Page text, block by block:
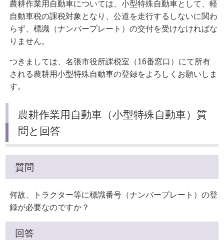
農耕作業用自動車については、小型特殊自動車として、軽
自動車税の課税対象となり、公道を走行するしないに関わ
らず、標識（ナンバープレート）の交付を受けなければな
りません。
つきましては、名張市役所課税室（16番窓口）にて所有
される農耕用小型特殊自動車の登録をよろしくお願いしま
す。
農耕作業用自動車（小型特殊自動車）質
問と回答
質問
何故、トラクター等に標識番号（ナンバープレート）の登
録が必要なのですか？
回答